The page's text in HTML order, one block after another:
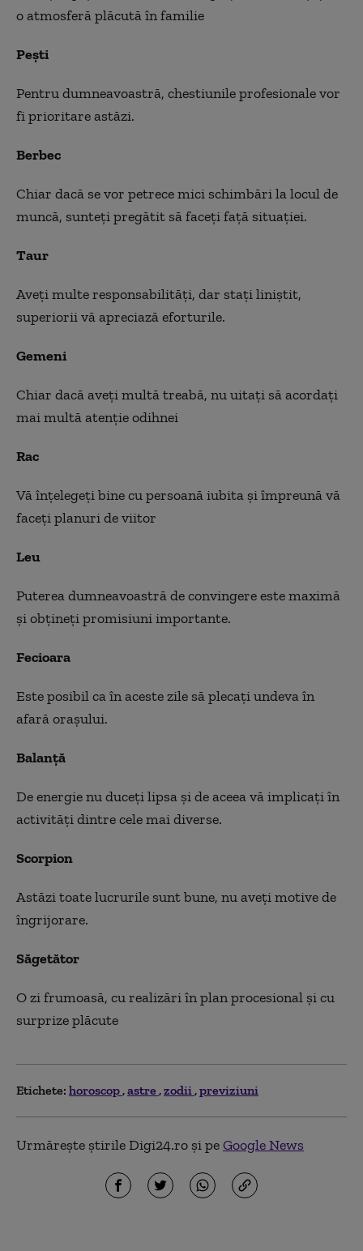
o atmosferă plăcută în familie
Peşti
Pentru dumneavoastră, chestiunile profesionale vor
fi prioritare astăzi.
Berbec
Chiar dacă se vor petrece mici schimbări la locul de
muncă, sunteţi pregătit să faceţi faţă situaţiei.
Taur
Aveţi multe responsabilităţi, dar staţi liniştit,
superiorii vă apreciază eforturile.
Gemeni
Chiar dacă aveţi multă treabă, nu uitaţi să acordaţi
mai multă atenţie odihnei
Rac
Vă înţelegeţi bine cu persoană iubita şi împreună vă
faceţi planuri de viitor
Leu
Puterea dumneavoastră de convingere este maximă
şi obţineţi promisiuni importante.
Fecioara
Este posibil ca în aceste zile să plecaţi undeva în
afară oraşului.
Balanţă
De energie nu duceţi lipsa şi de aceea vă implicaţi în
activităţi dintre cele mai diverse.
Scorpion
Astăzi toate lucrurile sunt bune, nu aveţi motive de
îngrijorare.
Săgetător
O zi frumoasă, cu realizări în plan procesional şi cu
surprize plăcute
Etichete: horoscop astre zodii previziuni
Urmărește știrile Digi24.ro și peGoogle News